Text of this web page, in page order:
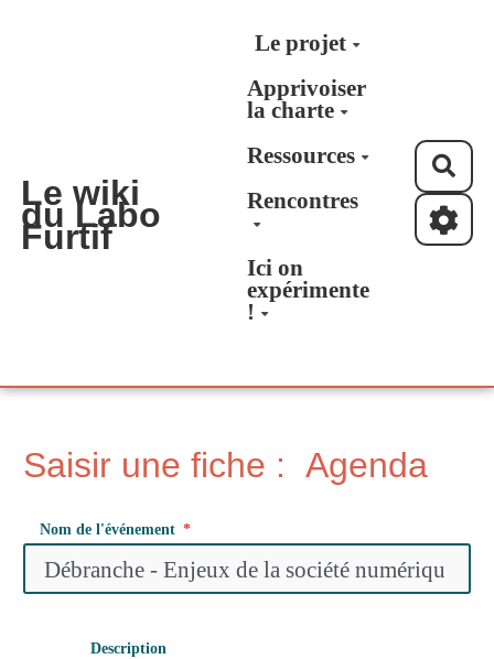
Aller au contenu principal
Le wiki
du Labo
Furtif
Le projet
Apprivoiser
la charte
Ressources
Rencontres
Ici on
expérimente
!
Saisir une fiche : Agenda
Nom de l'événement
Description